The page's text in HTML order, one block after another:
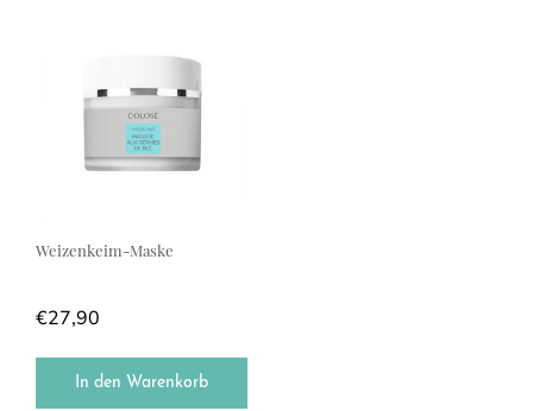
Weizenkeim-Maske
€27,90
In den Warenkorb